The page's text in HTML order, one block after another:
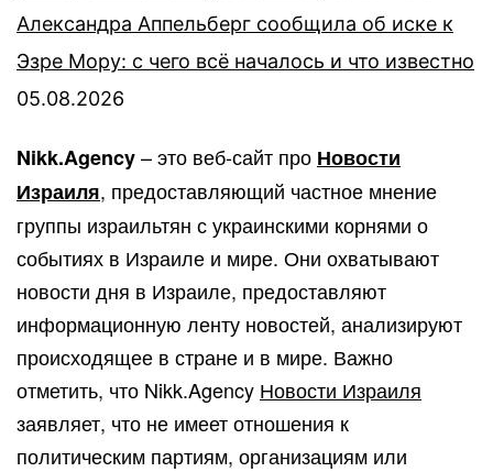
Александра Аппельберг сообщила об иске к
Эзре Мору: с чего всё началось и что известно
05.08.2026
Nikk.Agency– это веб-сайт про Новости
Израиля, предоставляющий частное мнение
группы израильтян с украинскими корнями о
событиях в Израиле и мире. Они охватывают
новости дня в Израиле, предоставляют
информационную ленту новостей, анализируют
происходящее в стране и в мире. Важно
отметить, что Nikk.Agency Новости Израиля
заявляет, что не имеет отношения к
политическим партиям, организациям или